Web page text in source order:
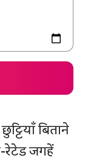
बिताने
रेटेड जगहें